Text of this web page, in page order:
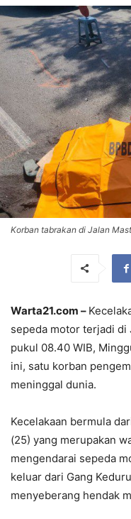
Korban tabrakan di Jalan
Warta21.com –
sepeda motor terjadi di
pukul 08.40 WIB,
ini, satu korban
meninggal dunia.
Kecelakaan bermula
(25) yang merupakan
mengendarai sepeda
keluar dari Gang
menyeberang hendak